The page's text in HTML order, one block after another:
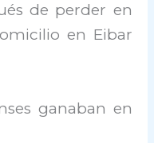
de perder en
en Eibar
ganaban en